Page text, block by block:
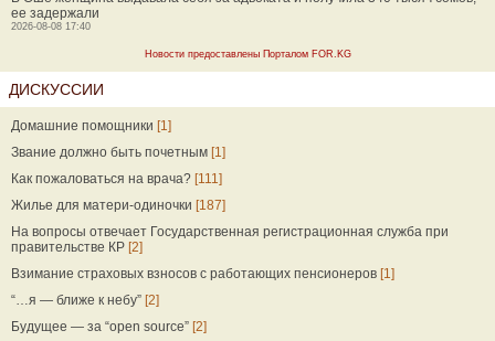
ее задержали
2026-08-08 17:40
Новости предоставлены Порталом FOR.KG
ДИСКУССИИ
Домашние помощники [1]
Звание должно быть почетным [1]
Как пожаловаться на врача? [111]
Жилье для матери-одиночки [187]
На вопросы отвечает Государственная регистрационная служба при
правительстве КР [2]
Взимание страховых взносов с работающих пенсионеров [1]
“…я — ближе к небу” [2]
Будущее — за “open source” [2]